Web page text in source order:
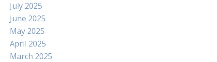
July 2025
June 2025
May 2025
April 2025
March 2025